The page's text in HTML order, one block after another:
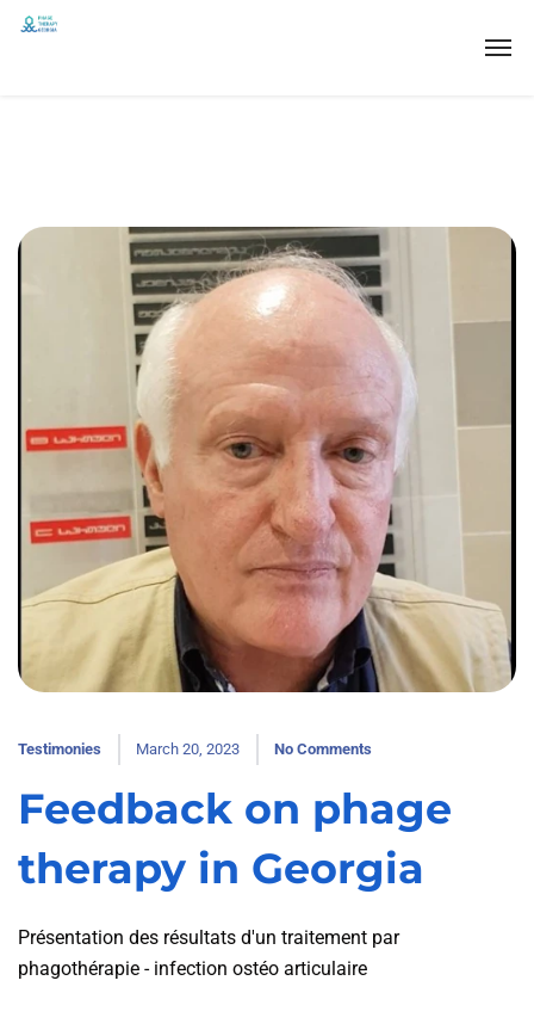
Testimonies March 20, 2023 No Comments
Feedback on phage
therapy in Georgia
Présentation des résultats d'un traitement par
phagothérapie - infection ostéo articulaire